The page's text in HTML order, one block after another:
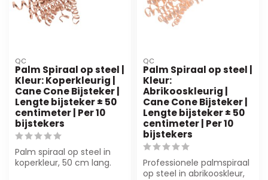
QC
Palm Spiraal op steel |
Kleur: Koperkleurig |
Cane Cone Bijsteker |
Lengte bijsteker ± 50
centimeter | Per 10
bijstekers
Palm spiraal op steel in
koperkleur, 50 cm lang.
QC
Palm Spiraal op steel |
Kleur:
Abrikooskleurig |
Cane Cone Bijsteker |
Lengte bijsteker ± 50
centimeter | Per 10
bijstekers
Professionele palmspiraal
op steel in abrikooskleur,